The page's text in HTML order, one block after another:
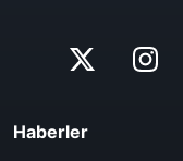
Haberler